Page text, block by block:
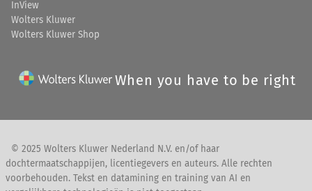
InView
Wolters Kluwer
Wolters Kluwer Shop
When you have to be right
© 2025 Wolters Kluwer Nederland N.V. en/of haar
dochtermaatschappijen, licentiegevers en auteurs. Alle rechten
voorbehouden. Tekst en datamining en training van AI en